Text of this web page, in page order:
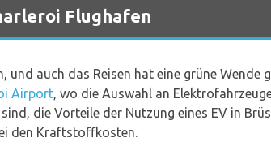
Flughafen
auch das Reisen hat eine grüne Wende
Airport, wo die Auswahl an
die Vorteile der Nutzung eines EV in
den Kraftstoffkosten.